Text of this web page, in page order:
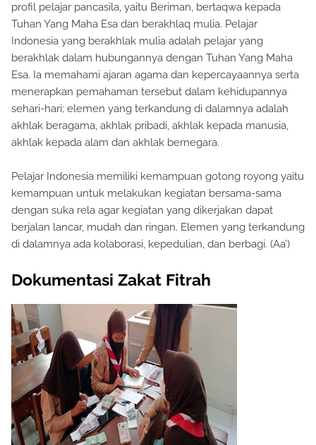
profil pelajar pancasila, yaitu Beriman, bertaqwa kepada
Tuhan Yang Maha Esa dan berakhlaq mulia. Pelajar
Indonesia yang berakhlak mulia adalah pelajar yang
berakhlak dalam hubungannya dengan Tuhan Yang Maha
Esa. Ia memahami ajaran agama dan kepercayaannya serta
menerapkan pemahaman tersebut dalam kehidupannya
sehari-hari; elemen yang terkandung di dalamnya adalah
akhlak beragama, akhlak pribadi, akhlak kepada manusia,
akhlak kepada alam dan akhlak bernegara.
Pelajar Indonesia memiliki kemampuan gotong royong yaitu
kemampuan untuk melakukan kegiatan bersama-sama
dengan suka rela agar kegiatan yang dikerjakan dapat
berjalan lancar, mudah dan ringan. Elemen yang terkandung
di dalamnya ada kolaborasi, kepedulian, dan berbagi. (Aa’)
Dokumentasi Zakat Fitrah